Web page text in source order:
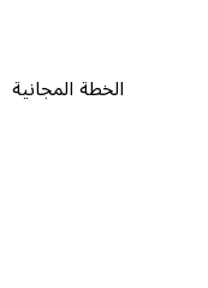
الخطة المجانية